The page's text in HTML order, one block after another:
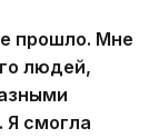
прошло. Мне
людей,
смогла